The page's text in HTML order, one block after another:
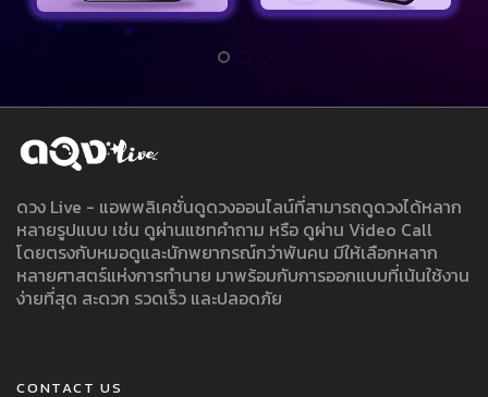
ดวง Live - แอพพลิเคชั่นดูดวงออนไลน์ที่สามารถดูดวงได้หลาก
หลายรูปแบบ เช่น ดูผ่านแชทคำถาม หรือ ดูผ่าน Video Call
โดยตรงกับหมอดูและนักพยากรณ์กว่าพันคน มีให้เลือกหลาก
หลายศาสตร์แห่งการทำนาย มาพร้อมกับการออกแบบที่เน้นใช้งาน
ง่ายที่สุด สะดวก รวดเร็ว และปลอดภัย
CONTACT US